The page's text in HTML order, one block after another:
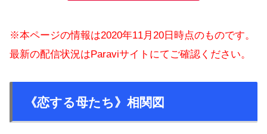
※本ページの情報は2020年11月20日時点のものです。
最新の配信状況はParaviサイトにてご確認ください。
《恋する母たち》相関図